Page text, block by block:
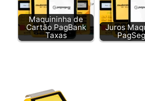
Maquininha de
Cartão PagBank
Taxas
Juros